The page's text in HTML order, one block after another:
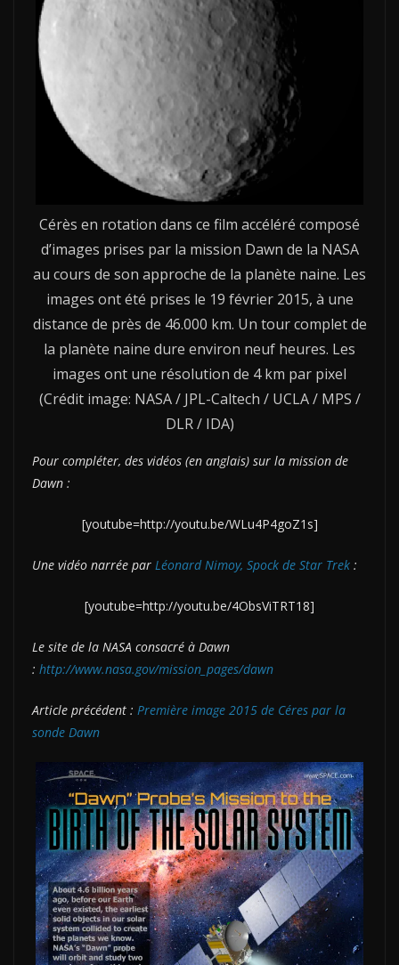
Cérès en rotation dans ce film accéléré composé
d’images prises par la mission Dawn de la NASA
au cours de son approche de la planète naine. Les
images ont été prises le 19 février 2015, à une
distance de près de 46.000 km. Un tour complet de
la planète naine dure environ neuf heures. Les
images ont une résolution de 4 km par pixel
(Crédit image: NASA / JPL-Caltech / UCLA / MPS /
DLR / IDA)
Pour compléter, des vidéos (en anglais) sur la mission de
Dawn :
[youtube=http://youtu.be/WLu4P4goZ1s]
Une vidéo narrée par Léonard Nimoy, Spock de Star Trek :
[youtube=http://youtu.be/4ObsViTRT18]
Le site de la NASA consacré à Dawn
: http://www.nasa.gov/mission_pages/dawn
Article précédent : Première image 2015 de Céres par la
sonde Dawn